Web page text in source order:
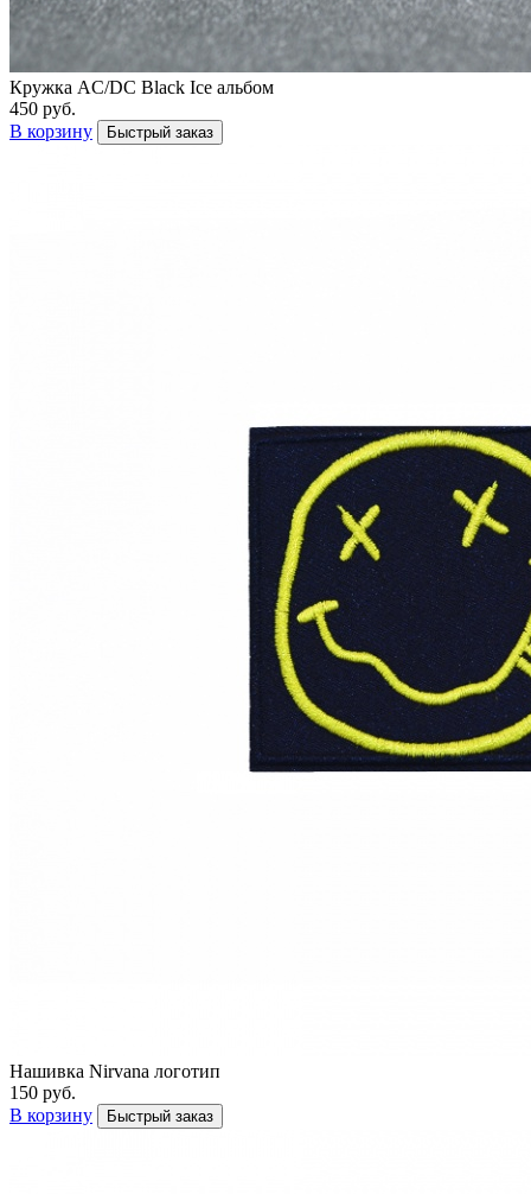
Кружка AC/DC Black Ice альбом
450 руб.
В корзину
Быстрый заказ
Нашивка Nirvana логотип
150 руб.
В корзину
Быстрый заказ